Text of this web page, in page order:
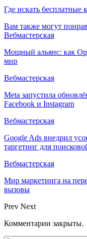
Где искать бесплатные
Вам также могут
Вебмастерская
Мощный альянс: как
мир
Вебмастерская
Meta запустила
Facebook и Instagram
Вебмастерская
Google Ads внедрил
таргетинг для
Вебмастерская
Мир маркетинга на
вызовы
Prev Next
Комментарии закрыты.